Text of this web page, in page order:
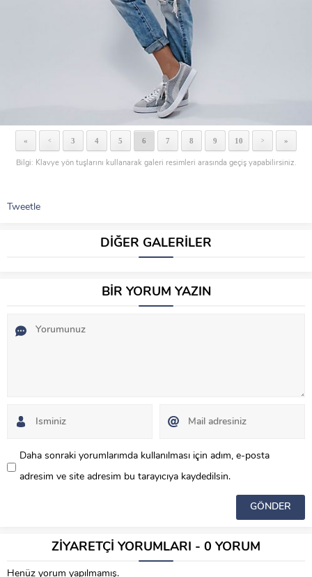
« < 3 4 5 6 7 8 9 10 > »
Bilgi: Klavye yön tuşlarını kullanarak galeri resimleri arasında geçiş yapabilirsiniz.
Tweetle
DİĞER GALERİLER
BİR YORUM YAZIN
Daha sonraki yorumlarımda kullanılması için adım, e-posta
adresim ve site adresim bu tarayıcıya kaydedilsin.
ZİYARETÇİ YORUMLARI - 0 YORUM
Henüz yorum yapılmamış.